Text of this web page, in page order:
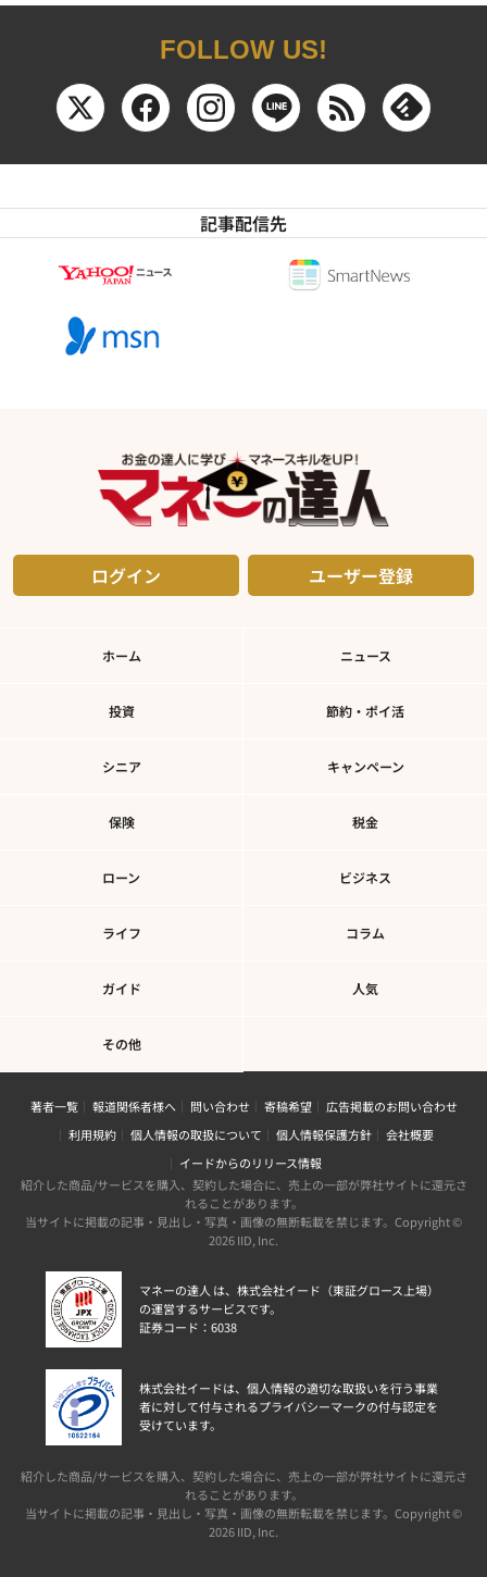
FOLLOW US!
記事配信先
ログイン ユーザー登録
ホーム ニュース
投資 節約・ポイ活
シニア キャンペーン
保険 税金
ローン ビジネス
ライフ コラム
ガイド 人気
その他
著者一覧 報道関係者様へ 問い合わせ 寄稿希望
広告掲載のお問い合わせ
利用規約
個人情報の取扱について 個人情報保護方針
会社概要
イードからのリリース情報
紹介した商品/サービスを購入、契約した場合に、売上の一部が弊社サイトに還元さ
れることがあります。
当サイトに掲載の記事・見出し・写真・画像の無断転載を禁じます。Copyright ©
2026 IID, Inc.
マネーの達人 は、株式会社イード（東証グロース上場）
の運営するサービスです。
証券コード：6038
株式会社イードは、個人情報の適切な取扱いを行う事業
者に対して付与されるプライバシーマークの付与認定を
受けています。
紹介した商品/サービスを購入、契約した場合に、売上の一部が弊社サイトに還元さ
れることがあります。
当サイトに掲載の記事・見出し・写真・画像の無断転載を禁じます。Copyright ©
2026 IID, Inc.